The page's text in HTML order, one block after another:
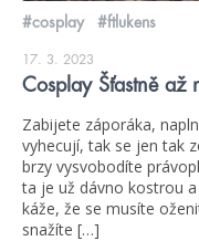
#cosplay #ftlukens
17. 3. 2023
Cosplay Šťastně až
Zabijete záporáka,
vyhecují, tak se jen tak
brzy vysvobodíte
ta je už dávno kostrou
káže, že se musíte
snažíte […]